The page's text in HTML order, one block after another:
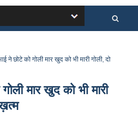
ने छोटे को गोली मार खुद को भी मारी गोली, दो
मार खुद को भी मारी